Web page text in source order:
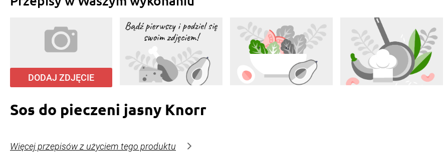
DODAJ ZDJĘCIE
Sos do pieczeni jasny Knorr
Więcej przepisów z użyciem tego produktu